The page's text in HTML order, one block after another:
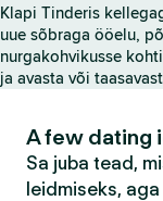
Klapi Tinderis
uue sõbraga ööelu,
nurgakohvikusse
ja avasta või
A few dating
Sa juba tead,
leidmiseks,